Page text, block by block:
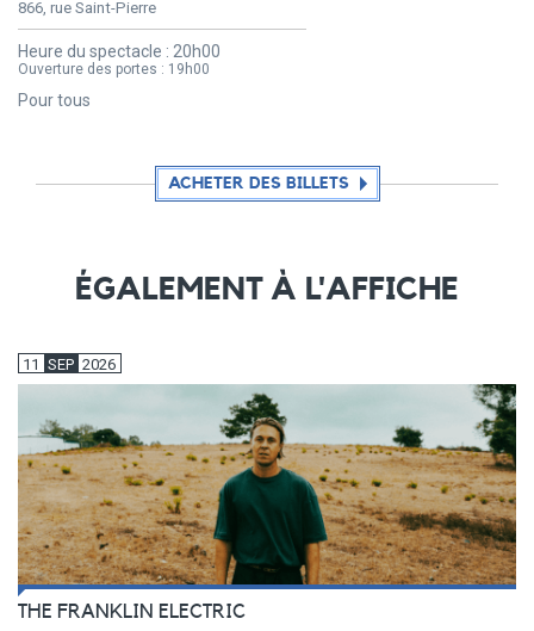
866, rue Saint-Pierre
Heure du spectacle : 20h00
Ouverture des portes : 19h00
Pour tous
ACHETER DES BILLETS
ÉGALEMENT À L'AFFICHE
11 SEP 2026
THE FRANKLIN ELECTRIC